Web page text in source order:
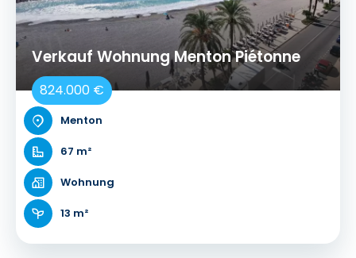
Verkauf Wohnung Menton Piétonne
824.000 €
Menton
67 m²
Wohnung
13 m²